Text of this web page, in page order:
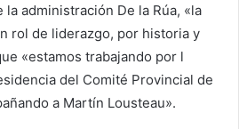
administración De la Rúa, «la
rol de liderazgo, por historia y
«estamos trabajando por l
del Comité Provincial de
a Martín Lousteau».